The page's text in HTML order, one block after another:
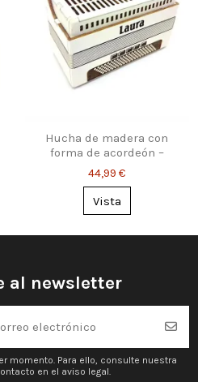
Hucha de madera con
forma de acordeón –
Regalo personalizado
para músicos
44,99 €
Vista
al newsletter
momento. Para ello, consulte nuestra
en el aviso legal.